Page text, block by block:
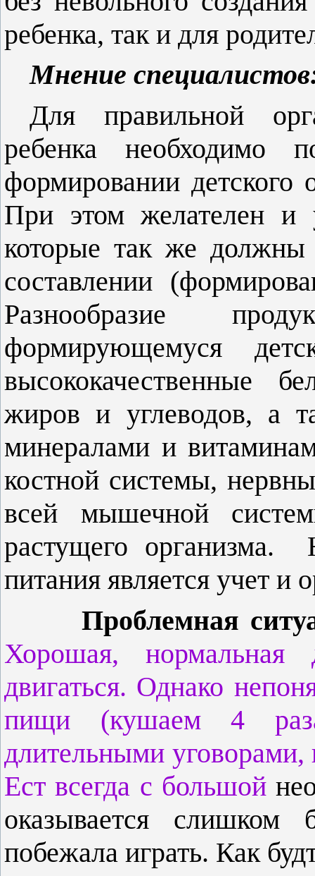
ребенка, так и для
Мнение
Для правильной
ребенка необходимо
формировании детского
При этом желателен и
которые так же
составлении
Разнообразие
формирующемуся
высококачественные
жиров и углеводов, а
минералами и
костной системы,
всей мышечной
растущего организма.
питания является учет и
Проблемная
Хорошая,
двигаться. Однако
пищи (кушаем 4
длительными уговорами,
Ест всегда с большой
оказывается
побежала играть. Как